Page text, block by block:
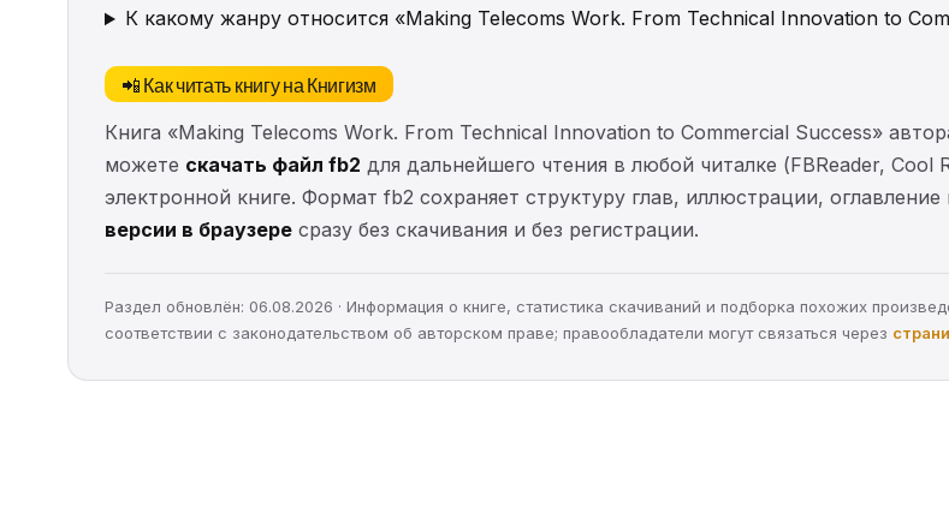
К какому жанру относится «Making Telecoms Work. From Technical Innovation to
📲 Как читать книгу на Книгизм
Книга «Making Telecoms Work. From Technical Innovation to Commercial Success»
можете скачать файл fb2 для дальнейшего чтения в любой читалке (FBReader,
электронной книге. Формат fb2 сохраняет структуру глав, иллюстрации,
версии в браузере сразу без скачивания и без регистрации.
Раздел обновлён: 06.08.2026 · Информация о книге, статистика скачиваний и подборка похожих
соответствии с законодательством об авторском праве; правообладатели могут связаться через